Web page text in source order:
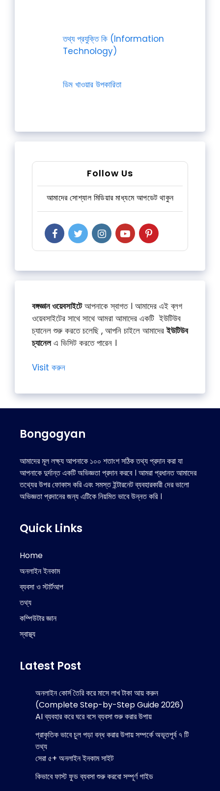
তথ্য প্রযুক্তি কি (Information
Technology)
ডিম খাওয়ার উপকারিতা
Follow Us
আমাদের সোশ্যাল মিডিয়ার মাধ্যমে আপডেট থাকুন
বঙ্গজ্ঞান ওয়েবসাইটেআপনাকে স্বাগত । আমাদের এই ব্লগ
ওয়েবসাইটের সাথে সাথে আমরা আমাদের একটি ইউটিউব
চ্যানেল শুরু করতে চলেছি , আপনি চাইলে আমাদেরইউটিউব
চ্যানেলএ ভিসিট করতে পারেন ।
Visit করুন
Bongogyan
আমাদের মূল লক্ষ্য আপনাকে ১০০ শতাংশ সঠিক তথ্য প্রদান করা যা
আপনাকে দুর্দান্ত একটি অভিজ্ঞতা প্রদান করবে । আমরা প্রধানত আমাদের
তথ্যের উপর ফোকাস করি এবং সমস্ত ইন্টারনেট ব্যবহারকারী দের ভালো
অভিজ্ঞতা প্রদানের জন্য এটিকে নিয়মিত ভাবে উন্নত করি ।
Quick Links
Home
অনলাইন ইনকাম
ব্যবসা ও স্টার্টআপ
তথ্য
কম্পিউটার জ্ঞান
স্বাস্থ্য
Latest Post
অনলাইন কোর্স তৈরি করে মাসে লাখ টাকা আয় করুন
(Complete Step-by-Step Guide 2026)
AI ব্যবহার করে ঘরে বসে ব্যবসা শুরু করার উপায়
প্রাকৃতিক ভাবে চুল পড়া বন্ধ করার উপায় সম্পর্কে অভূতপূর্ব ৭ টি
তথ্য
সেরা ৫+ অনলাইন ইনকাম সাইট
কিভাবে ফাস্ট ফুড ব্যবসা শুরু করবো সম্পূর্ণ গাইড